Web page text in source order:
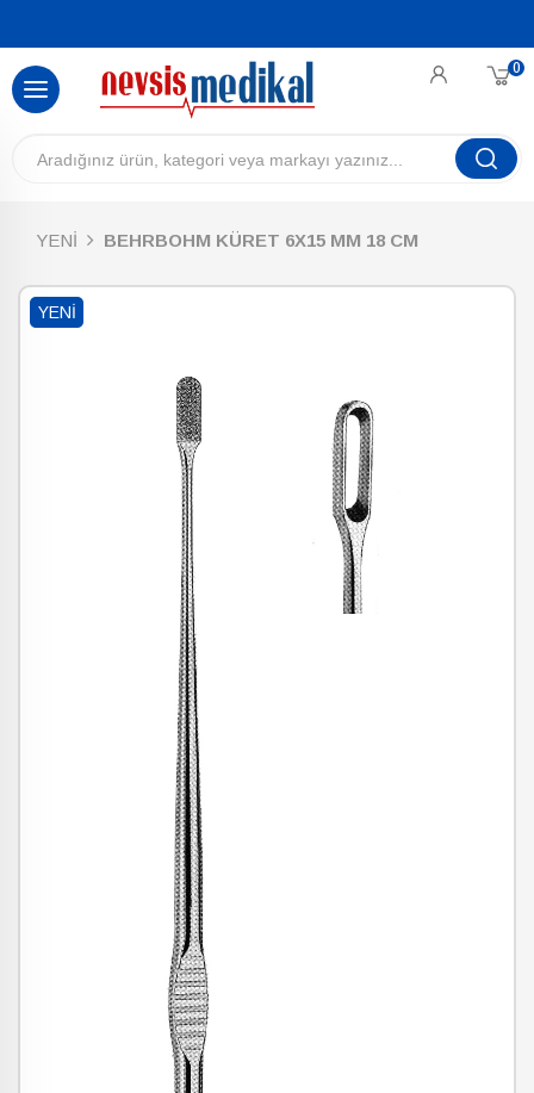
0
YENİ BEHRBOHM KÜRET 6X15 MM 18 CM
YENI